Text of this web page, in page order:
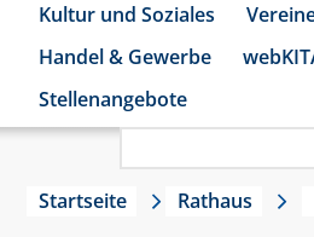
Kultur und Soziales
Handel & Gewerbe
Stellenangebote
Startseite Rathaus